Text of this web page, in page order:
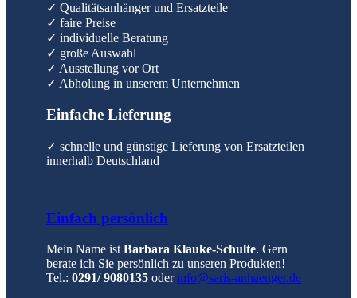
✓ Qualitätsanhänger und Ersatzteile
✓ faire Preise
✓ individuelle Beratung
✓ große Auswahl
✓ Ausstellung vor Ort
✓ Abholung in unserem Unternehmen
Einfache Lieferung
✓ schnelle und günstige Lieferung von Ersatzteilen
innerhalb Deutschland
Einfach persönlich
Mein Name ist Barbara Klauke-Schulte. Gern
berate ich Sie persönlich zu unseren Produkten!
Tel.: 0291/ 9080135 oderinfo@saris-anhaenger.de